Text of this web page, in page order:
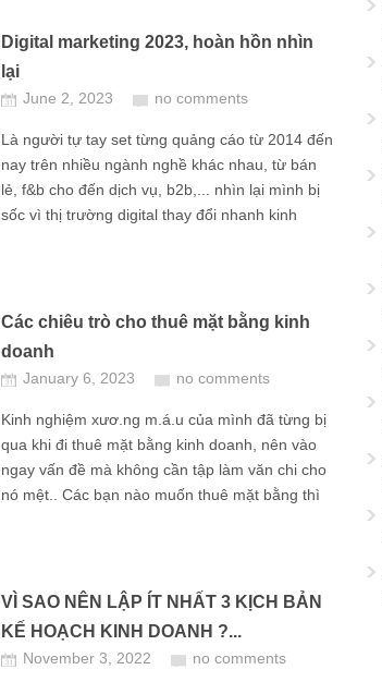
Digital marketing 2023, hoàn hồn nhìn
lại
June 2, 2023 no comments
Là người tự tay set từng quảng cáo từ 2014 đến
nay trên nhiều ngành nghề khác nhau, từ bán
lẻ, f&b cho đến dịch vụ, b2b,... nhìn lại mình bị
sốc vì thị trường digital thay đổi nhanh kinh
Các chiêu trò cho thuê mặt bằng kinh
doanh
January 6, 2023 no comments
Kinh nghiệm xươ.ng m.á.u của mình đã từng bị
qua khi đi thuê mặt bằng kinh doanh, nên vào
ngay vấn đề mà không cần tập làm văn chi cho
nó mệt.. Các bạn nào muốn thuê mặt bằng thì
VÌ SAO NÊN LẬP ÍT NHẤT 3 KỊCH BẢN
KẾ HOẠCH KINH DOANH ?...
November 3, 2022 no comments